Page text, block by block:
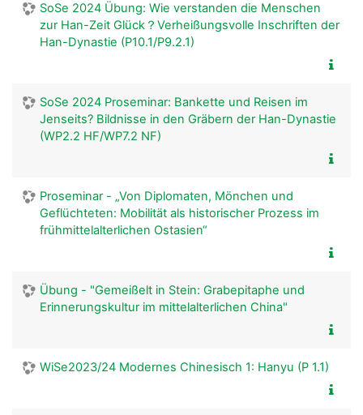
SoSe 2024 Übung: Wie verstanden die Menschen
zur Han-Zeit Glück？Verheißungsvolle Inschriften der
Han-Dynastie (P10.1/P9.2.1)
SoSe 2024 Proseminar: Bankette und Reisen im
Jenseits? Bildnisse in den Gräbern der Han-Dynastie
(WP2.2 HF/WP7.2 NF)
Proseminar - „Von Diplomaten, Mönchen und
Geflüchteten: Mobilität als historischer Prozess im
frühmittelalterlichen Ostasien“
Übung - "Gemeißelt in Stein: Grabepitaphe und
Erinnerungskultur im mittelalterlichen China"
WiSe2023/24 Modernes Chinesisch 1: Hanyu (P 1.1)